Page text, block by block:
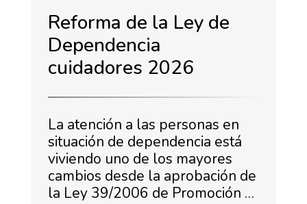
Reforma de la Ley de
Dependencia
cuidadores 2026
La atención a las personas en
situación de dependencia está
viviendo uno de los mayores
cambios desde la aprobación de
la Ley 39/2006 de Promoción …